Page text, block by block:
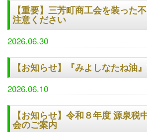
【重要】三芳町商工会を装った
注意ください
2026.06.30
【お知らせ】『みよしなたね油
2026.06.10
【お知らせ】令和８年度 源泉税
会のご案内